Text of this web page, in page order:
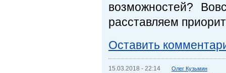
возможностей?
расставляем
Оставить
15.03.2018 - 22:14 Олег Кузьмин